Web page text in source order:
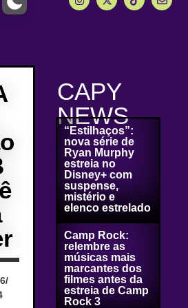
CAPY
NEWS
“Estilhaços”:
nova série de
Ryan Murphy
estreia no
Disney+ com
suspense,
mistério e
elenco estrelado
Camp Rock:
relembre as
músicas mais
marcantes dos
filmes antes da
estreia de Camp
Rock 3
de ferramentas